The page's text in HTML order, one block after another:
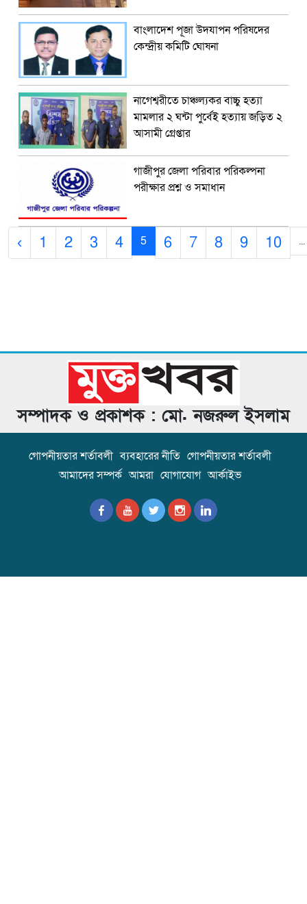
বাংলাদেশ পূজা উদযাপন পরিষদের
কেন্দ্রীয় কমিটি ঘোষনা
নাগেশ্বরীতে চাঞ্চল্যকর বাচ্চু হত্যা
মামলার ২ ঘন্টা পুর্বেই হত্যায় জড়িত ২
আসামী গ্রেপ্তার
গাজীপুর জেলা পরিবার পরিকল্পনা
পরীক্ষার প্রশ্ন ও সমাধান
‹ 1 2 3 4 5 6 7 8 9 10 ...
সম্পাদক ও প্রকাশক : মো. নজরুল ইসলাম
গোপনীয়তার শর্তাবলী ব্যবহারের নীতি গোপনীয়তার শর্তাবলী
আমাদের সম্পর্ক আমরা যোগাযোগ আর্কাইভ